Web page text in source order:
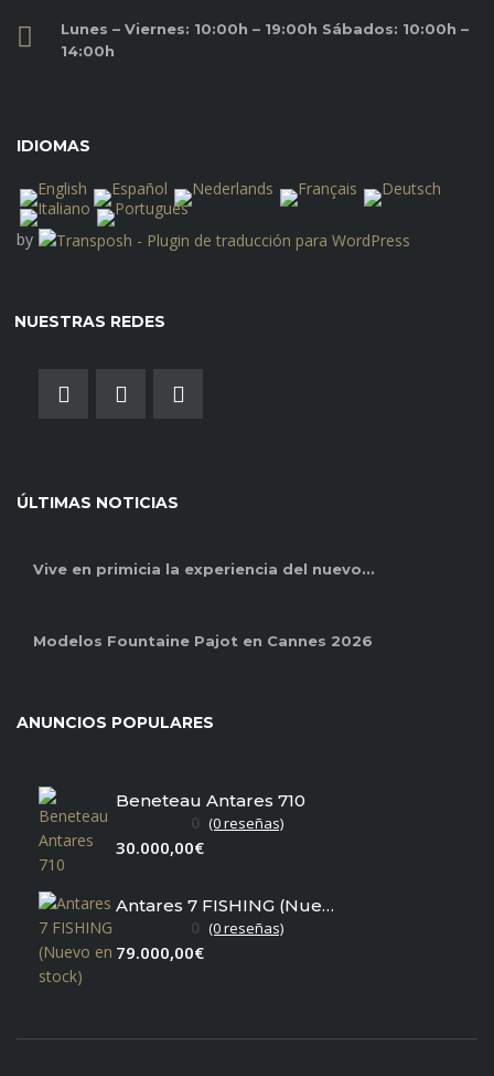
Lunes – Viernes: 10:00h – 19:00h Sábados: 10:00h –
14:00h
IDIOMAS
by
NUESTRAS REDES
ÚLTIMAS NOTICIAS
Vive en primicia la experiencia del nuevo...
Modelos Fountaine Pajot en Cannes 2026
ANUNCIOS POPULARES
Beneteau Antares 710
0 (0 reseñas)
30.000,00€
Antares 7 FISHING (Nuevo en stock)
0 (0 reseñas)
79.000,00€